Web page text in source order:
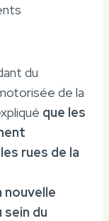
du
de la
que les
rues de la
nouvelle
du